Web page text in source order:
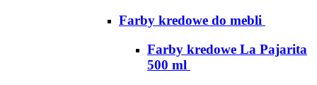
Farby kredowe do mebli
Farby kredowe La Pajarita
500 ml